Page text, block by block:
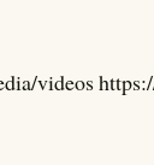
videos